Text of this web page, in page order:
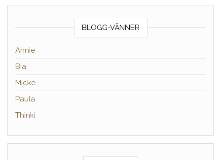
BLOGG-VÄNNER
Annie
Bia
Micke
Paula
Thinki